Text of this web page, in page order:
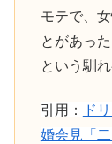
モテで、
とがあっ
という馴
引用：
ド
婚会見「二